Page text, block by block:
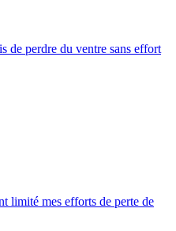
de perdre du ventre sans effort
limité mes efforts de perte de